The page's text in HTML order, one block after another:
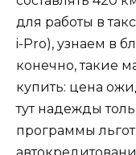
для работы в
i-Pro), узнаем в
конечно, такие
купить: цена
тут надежды
программы